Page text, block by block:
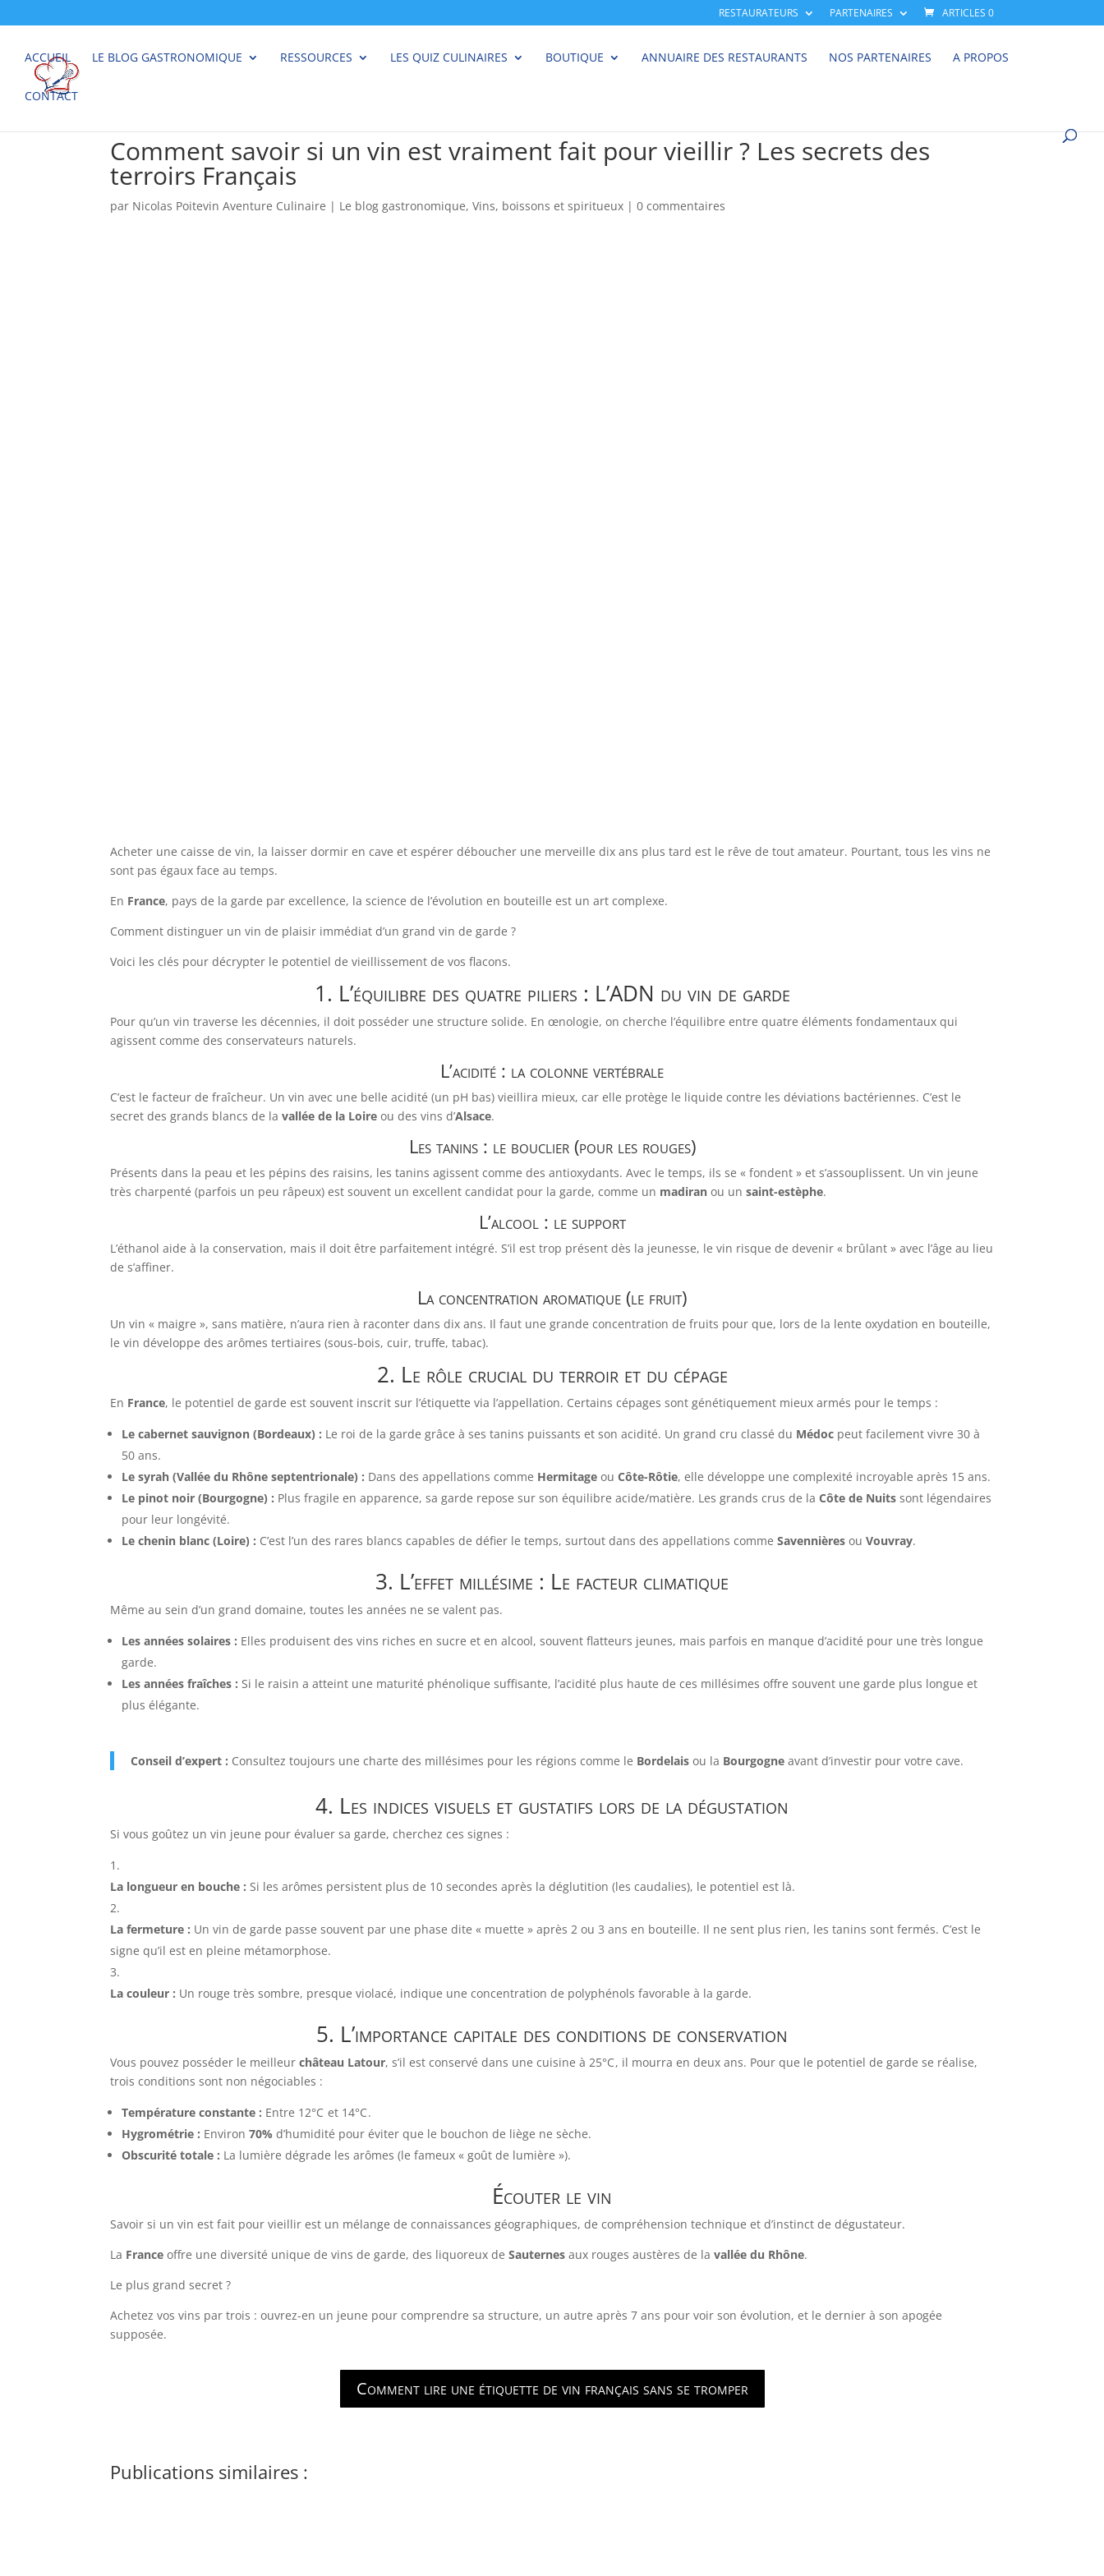
RESTAURATEURS PARTENAIRES ARTICLES 0
ACCUEIL LE BLOG GASTRONOMIQUE RESSOURCES LES QUIZ CULINAIRES BOUTIQUE ANNUAIRE DES RESTAURANTS NOS PARTENAIRES A PROPOS
CONTACT
Comment savoir si un vin est vraiment fait pour vieillir ? Les secrets des
terroirs Français
par Nicolas Poitevin Aventure Culinaire | Le blog gastronomique,Vins, boissons et spiritueux |0 commentaires
Acheter une caisse de vin, la laisser dormir en cave et espérer déboucher une merveille dix ans plus tard est le rêve de tout amateur. Pourtant, tous les vins ne
sont pas égaux face au temps.
En France, pays de la garde par excellence, la science de l’évolution en bouteille est un art complexe.
Comment distinguer un vin de plaisir immédiat d’un grand vin de garde ?
Voici les clés pour décrypter le potentiel de vieillissement de vos flacons.
1. L’équilibre des quatre piliers : L’ADN du vin de garde
Pour qu’un vin traverse les décennies, il doit posséder une structure solide. En œnologie, on cherche l’équilibre entre quatre éléments fondamentaux qui
agissent comme des conservateurs naturels.
L’acidité : la colonne vertébrale
C’est le facteur de fraîcheur. Un vin avec une belle acidité (un pH bas) vieillira mieux, car elle protège le liquide contre les déviations bactériennes. C’est le
secret des grands blancs de lavallée de la Loire ou des vins d’Alsace.
Les tanins : le bouclier (pour les rouges)
Présents dans la peau et les pépins des raisins, les tanins agissent comme des antioxydants. Avec le temps, ils se « fondent » et s’assouplissent. Un vin jeune
très charpenté (parfois un peu râpeux) est souvent un excellent candidat pour la garde, comme un madiran ou unsaint-estèphe.
L’alcool : le support
L’éthanol aide à la conservation, mais il doit être parfaitement intégré. S’il est trop présent dès la jeunesse, le vin risque de devenir « brûlant » avec l’âge au lieu
de s’affiner.
La concentration aromatique (le fruit)
Un vin « maigre », sans matière, n’aura rien à raconter dans dix ans. Il faut une grande concentration de fruits pour que, lors de la lente oxydation en bouteille,
le vin développe des arômes tertiaires (sous-bois, cuir, truffe, tabac).
2. Le rôle crucial du terroir et du cépage
En France, le potentiel de garde est souvent inscrit sur l’étiquette via l’appellation. Certains cépages sont génétiquement mieux armés pour le temps :
Le cabernet sauvignon (Bordeaux) : Le roi de la garde grâce à ses tanins puissants et son acidité. Un grand cru classé du Médoc peut facilement vivre 30 à
50 ans.
Le syrah (Vallée du Rhône septentrionale) : Dans des appellations comme Hermitage ouCôte-Rôtie, elle développe une complexité incroyable après 15 ans.
Le pinot noir (Bourgogne) : Plus fragile en apparence, sa garde repose sur son équilibre acide/matière. Les grands crus de laCôte de Nuits sont légendaires
pour leur longévité.
Le chenin blanc (Loire) : C’est l’un des rares blancs capables de défier le temps, surtout dans des appellations commeSavennières ouVouvray.
3. L’effet millésime : Le facteur climatique
Même au sein d’un grand domaine, toutes les années ne se valent pas.
Les années solaires : Elles produisent des vins riches en sucre et en alcool, souvent flatteurs jeunes, mais parfois en manque d’acidité pour une très longue
garde.
Les années fraîches : Si le raisin a atteint une maturité phénolique suffisante, l’acidité plus haute de ces millésimes offre souvent une garde plus longue et
plus élégante.
Conseil d’expert : Consultez toujours une charte des millésimes pour les régions comme le Bordelais ou la Bourgogne avant d’investir pour votre cave.
4. Les indices visuels et gustatifs lors de la dégustation
Si vous goûtez un vin jeune pour évaluer sa garde, cherchez ces signes :
La longueur en bouche : Si les arômes persistent plus de 10 secondes après la déglutition (les caudalies), le potentiel est là.
La fermeture : Un vin de garde passe souvent par une phase dite « muette » après 2 ou 3 ans en bouteille. Il ne sent plus rien, les tanins sont fermés. C’est le
signe qu’il est en pleine métamorphose.
La couleur : Un rouge très sombre, presque violacé, indique une concentration de polyphénols favorable à la garde.
5. L’importance capitale des conditions de conservation
Vous pouvez posséder le meilleurchâteau Latour, s’il est conservé dans une cuisine à25°C, il mourra en deux ans. Pour que le potentiel de garde se réalise,
trois conditions sont non négociables :
Température constante : Entre 12°C et 14°C.
Hygrométrie : Environ70% d’humidité pour éviter que le bouchon de liège ne sèche.
Obscurité totale : La lumière dégrade les arômes (le fameux « goût de lumière »).
Écouter le vin
Savoir si un vin est fait pour vieillir est un mélange de connaissances géographiques, de compréhension technique et d’instinct de dégustateur.
La France offre une diversité unique de vins de garde, des liquoreux deSauternes aux rouges austères de lavallée du Rhône.
Le plus grand secret ?
Achetez vos vins par trois : ouvrez-en un jeune pour comprendre sa structure, un autre après 7 ans pour voir son évolution, et le dernier à son apogée
supposée.
Comment lire une étiquette de vin français sans se tromper
Publications similaires :